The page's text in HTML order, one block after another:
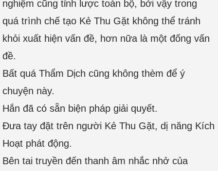
nghiệm cũng tỉnh lược toàn bộ, bởi vậy trong
quá trình chế tạo Kẻ Thu Gặt không thể tránh
khỏi xuất hiện vấn đề, hơn nữa là một đống vấn
đề.
Bất quá Thẩm Dịch cũng không thèm để ý
chuyện này.
Hắn đã có sẵn biện pháp giải quyết.
Đưa tay đặt trên người Kẻ Thu Gặt, dị năng Kích
Hoạt phát động.
Bên tai truyền đến thanh âm nhắc nhở của